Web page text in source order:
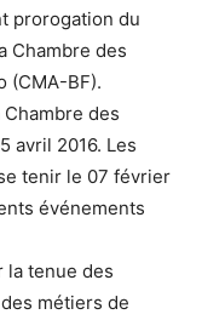
prorogation du
Chambre des
(CMA-BF).
des
avril 2016. Les
tenir le 07 février
événements
la tenue des
métiers de